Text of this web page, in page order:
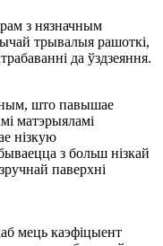
з нязначным
трывалыя рашоткі,
да ўздзеяння.
што павышае
матэрыяламі
нізкую
з больш нізкай
паверхні
мець каэфіцыент